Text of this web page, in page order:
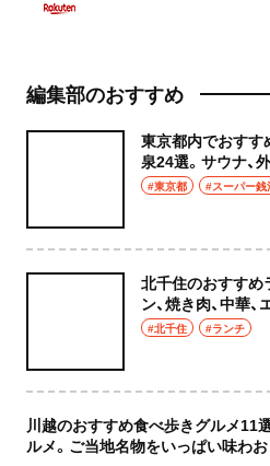
編集部のおすすめ
東京都内でおすす
泉24選。サウナ、
癒やし空間へ
#東京都 #スーパー銭
北千住のおすすめ
ン、焼き肉、中華
な店もおしゃれな
#北千住 #ランチ
川越のおすすめ食べ歩きグルメ11
ルメ。ご当地名物をいっぱい味わお